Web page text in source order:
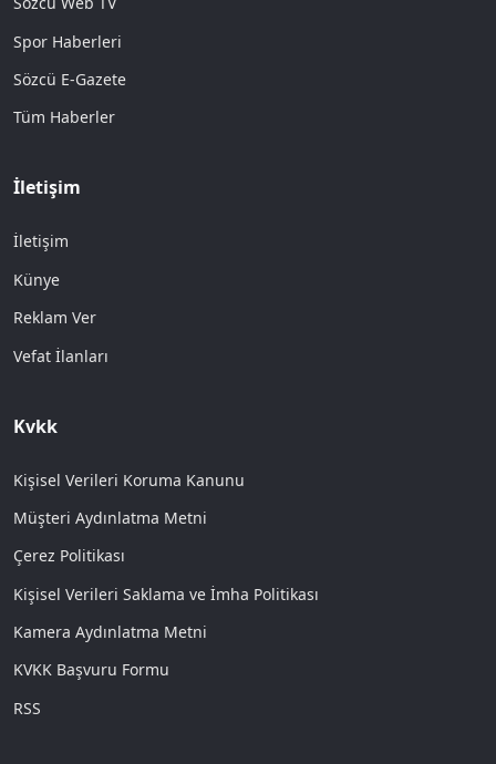
Spor Haberleri
Sözcü E-Gazete
Tüm Haberler
İletişim
İletişim
Künye
Reklam Ver
Vefat İlanları
Kvkk
Kişisel Verileri Koruma Kanunu
Müşteri Aydınlatma Metni
Çerez Politikası
Kişisel Verileri Saklama ve İmha Politikası
Kamera Aydınlatma Metni
KVKK Başvuru Formu
RSS